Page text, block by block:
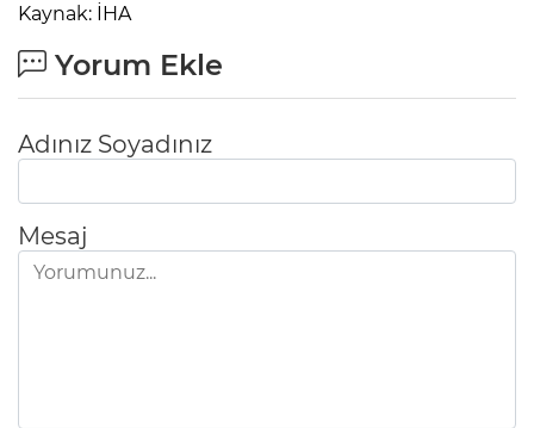
Kaynak: İHA
Yorum Ekle
Adınız Soyadınız
Mesaj